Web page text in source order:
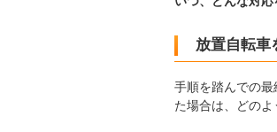
放置自転車
手順を踏んでの
た場合は、どの